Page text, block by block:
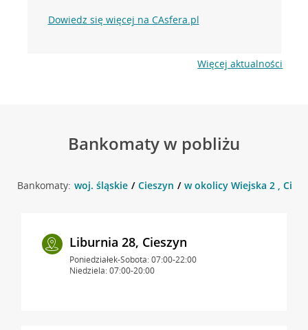
Dowiedz się więcej na CAsfera.pl
Więcej aktualności
Bankomaty w pobliżu
Bankomaty: woj. śląskie Cieszyn w okolicy Wiejska 2 ,
Liburnia 28, Cieszyn
Poniedziałek-Sobota: 07:00-22:00
Niedziela: 07:00-20:00